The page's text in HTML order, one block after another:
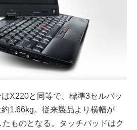
X220と同等で、標準3セルバッ
1.66kg。従来製品より横幅が
ものとなる。タッチパッドはク